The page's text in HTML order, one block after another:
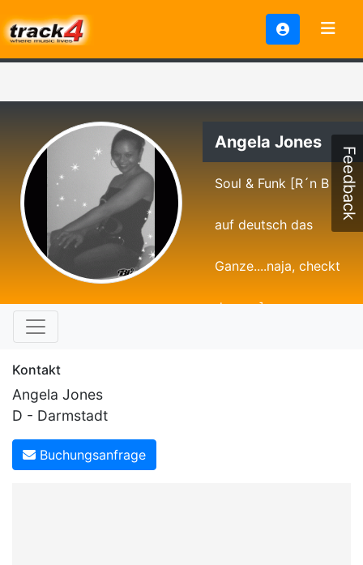
Angela Jones
Soul & Funk [R´n B
auf deutsch das
Ganze....naja, checkt
das ma]
Kontakt
Angela Jones
D - Darmstadt
Buchungsanfrage
Feedback